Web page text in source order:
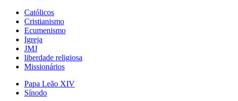
Católicos
Cristianismo
Ecumenismo
Igreja
JMJ
liberdade religiosa
Missionários
Papa Leão XIV
Sínodo